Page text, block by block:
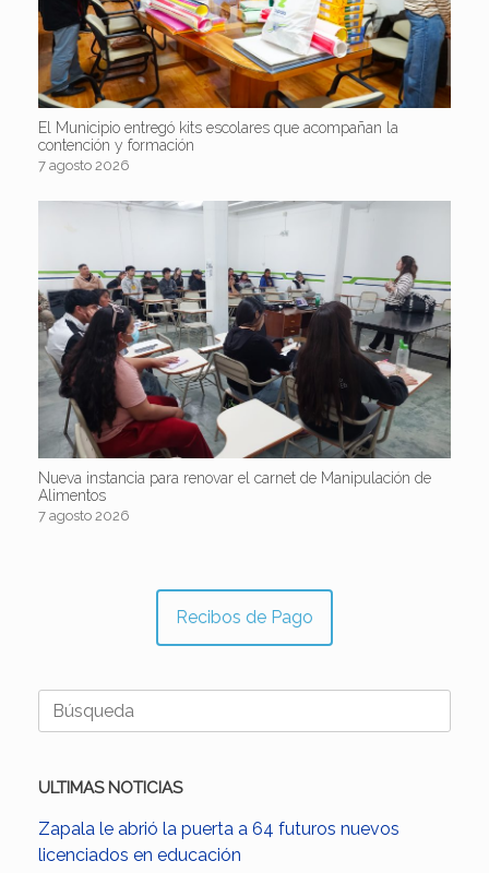
El Municipio entregó kits escolares que acompañan la
contención y formación
7 agosto 2026
Nueva instancia para renovar el carnet de Manipulación de
Alimentos
7 agosto 2026
Recibos de Pago
Buscar:
ULTIMAS NOTICIAS
Zapala le abrió la puerta a 64 futuros nuevos
licenciados en educación